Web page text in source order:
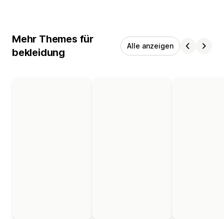
Mehr Themes für
bekleidung
Alle anzeigen